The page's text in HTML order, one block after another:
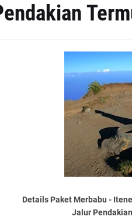
Details Paket Merbabu -
Jalur